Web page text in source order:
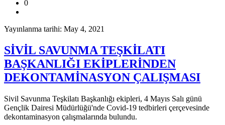
0
Yayınlanma tarihi: May 4, 2021
SİVİL SAVUNMA TEŞKİLATI
BAŞKANLIĞI EKİPLERİNDEN
DEKONTAMİNASYON ÇALIŞMASI
Sivil Savunma Teşkilatı Başkanlığı ekipleri, 4 Mayıs Salı günü
Gençlik Dairesi Müdürlüğü'nde Covid-19 tedbirleri çerçevesinde
dekontaminasyon çalışmalarında bulundu.